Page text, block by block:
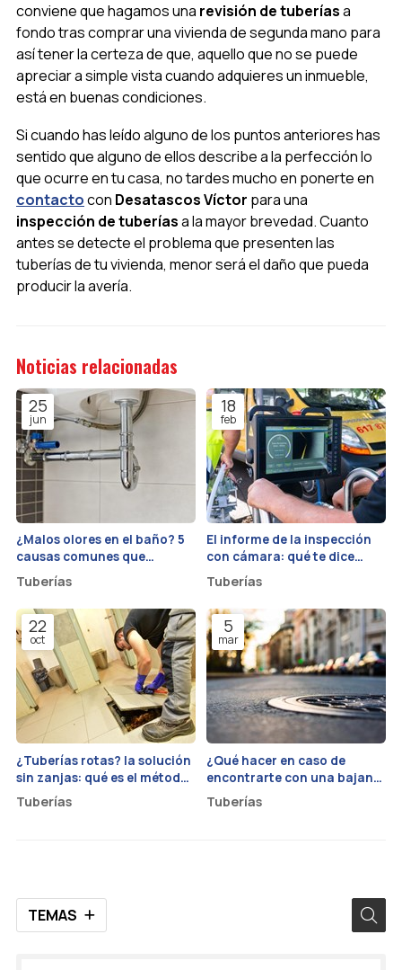
TEMAS
conviene que hagamos una revisión de tuberíasa
fondo tras comprar una vivienda de segunda mano para
así tener la certeza de que, aquello que no se puede
apreciar a simple vista cuando adquieres un inmueble,
está en buenas condiciones.
Si cuando has leído alguno de los puntos anteriores has
sentido que alguno de ellos describe a la perfección lo
que ocurre en tu casa, no tardes mucho en ponerte en
contactocon Desatascos Víctor para una
inspección de tuberíasa la mayor brevedad. Cuanto
antes se detecte el problema que presenten las
tuberías de tu vivienda, menor será el daño que pueda
producir la avería.
Noticias relacionadas
25
jun
¿Malos olores en el baño? 5
causas comunes que
provienen de tus tuberías
Tuberías
18
feb
El informe de la inspección
con cámara: qué te dice
sobre la salud de tus
tuberías
Tuberías
22
oct
¿Tuberías rotas? la solución
sin zanjas: qué es el método
pipe-bursting y sus 3
grandes ventajas
Tuberías
5
mar
¿Qué hacer en caso de
encontrarte con una bajante
obstruida?
Tuberías